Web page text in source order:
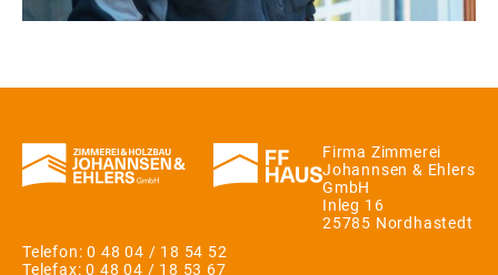
Firma Zimmerei
Johannsen & Ehlers
GmbH
Inleg 16
25785 Nordhastedt
Telefon: 0 48 04 / 18 54 52
Telefax: 0 48 04 / 18 53 67